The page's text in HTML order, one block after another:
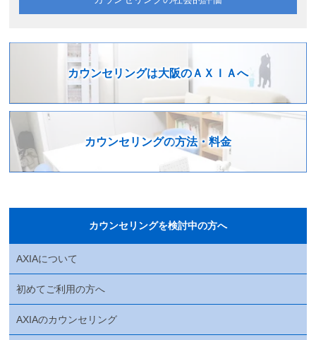
カウンセリングは大阪のＡＸＩＡへ
カウンセリングの方法・料金
カウンセリングを検討中の方へ
AXIAについて
初めてご利用の方へ
AXIAのカウンセリング